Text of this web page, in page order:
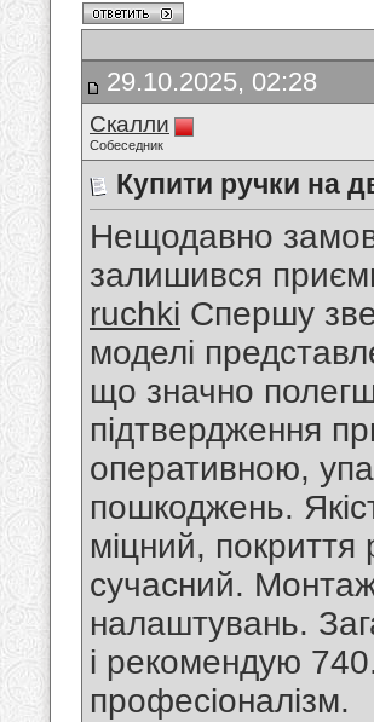
29.10.2025, 02:28
Скалли
Собеседник
Купити ручки на
Нещодавно
залишився
ruchki Спершу
моделі
що значно
підтвердження
оперативною,
пошкоджень.
міцний, покриття
сучасний.
налаштувань.
і рекомендую
професіоналізм.